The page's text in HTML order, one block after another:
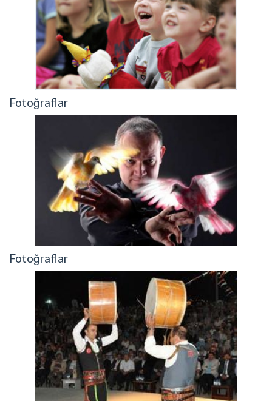
Fotoğraflar
Fotoğraflar